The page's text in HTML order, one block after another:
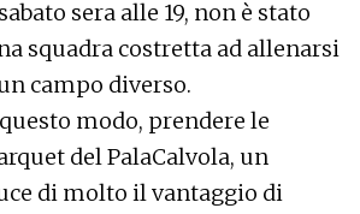
sera alle 19, non è stato
squadra costretta ad allenarsi
campo diverso.
modo, prendere le
del PalaCalvola, un
di molto il vantaggio di